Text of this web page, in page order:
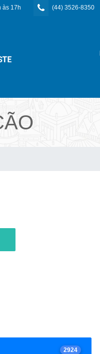
às 17h (44) 3526-8350
2924